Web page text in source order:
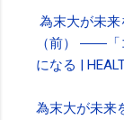
為末大が未
（前） ――「
になる |
為末大が未来